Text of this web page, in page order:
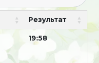
Результат
19:58